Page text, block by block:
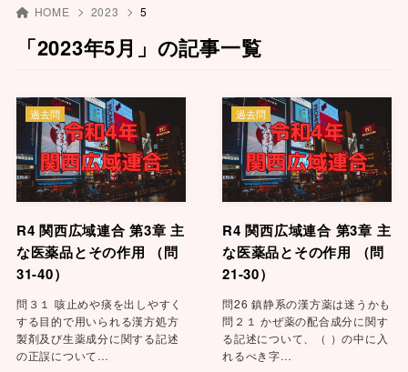
HOME 2023 5
「2023年5月」の記事一覧
R4 関西広域連合 第3章 主
な医薬品とその作用 （問
31-40）
問３１ 咳止めや痰を出しやすく
する目的で用いられる漢方処方
製剤及び生薬成分に関する記述
の正誤について…
過去問
R4 関西広域連合 第3章 主
な医薬品とその作用 （問
21-30）
問26 鎮静系の漢方薬は迷うかも
問２１ かぜ薬の配合成分に関す
る記述について、（ ）の中に入
れるべき字…
過去問